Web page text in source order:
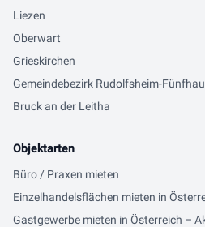
Liezen
Oberwart
Grieskirchen
Gemeindebezirk Rudolfsheim-
Bruck an der Leitha
Objektarten
Büro / Praxen mieten
Einzelhandelsflächen mieten in
Gastgewerbe mieten in Österreich –